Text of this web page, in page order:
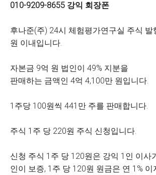
010-9209-8655 강익 회장폰
후나준(주) 24시 체험평가연구실 주식 발
원 이내입니다.
자본금 9억 원 법인이 49% 지분을
판매하는 금액인 4억 4,100만 원입니다.
1주당 100원씩 441만 주를 판매합니다.
주식 1주 당 220원 주식 신청입니다.
신청 주식 1주 당 120원은 강익 1인 이사
인이 보증, 1주 당 120원 원금은 연 1% 이